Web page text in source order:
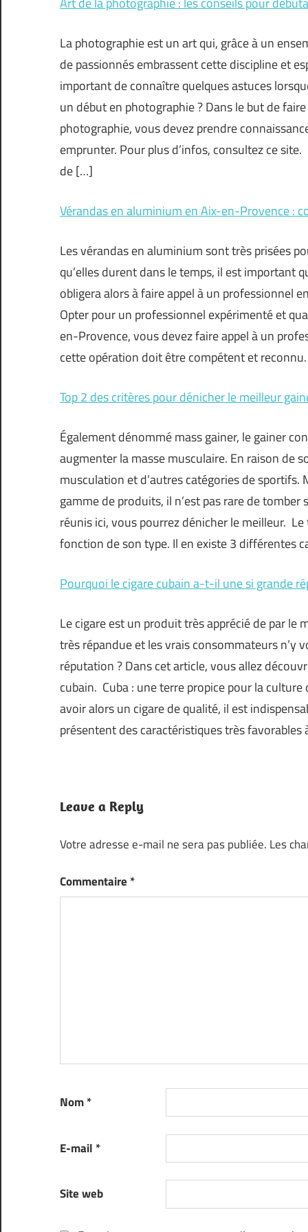
La photographie est un art qui, grâce à un
de passionnés embrassent cette discipline et
important de connaître quelques astuces
un début en photographie ? Dans le but de
photographie, vous devez prendre
emprunter. Pour plus d’infos, consultez ce
de […]
Vérandas en aluminium en Aix-en-Provence :
Les vérandas en aluminium sont très prisées
qu’elles durent dans le temps, il est important
obligera alors à faire appel à un professionnel
Opter pour un professionnel expérimenté et
en-Provence, vous devez faire appel à un
cette opération doit être compétent et
Top 2 des critères pour dénicher le meilleur
Également dénommé mass gainer, le gainer
augmenter la masse musculaire. En raison de
musculation et d’autres catégories de
gamme de produits, il n’est pas rare de
réunis ici, vous pourrez dénicher le meilleur.
fonction de son type. Il en existe 3 différentes
Pourquoi le cigare cubain a-t-il une si grande
Le cigare est un produit très apprécié de par le
très répandue et les vrais consommateurs n’y
réputation ? Dans cet article, vous allez
cubain. Cuba : une terre propice pour la
avoir alors un cigare de qualité, il est
présentent des caractéristiques très
Leave a Reply
Votre adresse e-mail ne sera pas publiée. Les
Commentaire *
Nom*
E-mail *
Site web